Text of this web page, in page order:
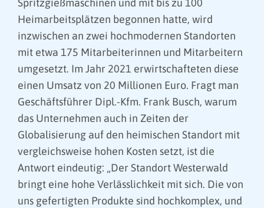
Spritzgießmaschinen und mit bis zu 100
Heimarbeitsplätzen begonnen hatte, wird
inzwischen an zwei hochmodernen Standorten
mit etwa 175 Mitarbeiterinnen und Mitarbeitern
umgesetzt. Im Jahr 2021 erwirtschafteten diese
einen Umsatz von 20 Millionen Euro. Fragt man
Geschäftsführer Dipl.-Kfm. Frank Busch, warum
das Unternehmen auch in Zeiten der
Globalisierung auf den heimischen Standort mit
vergleichsweise hohen Kosten setzt, ist die
Antwort eindeutig: „Der Standort Westerwald
bringt eine hohe Verlässlichkeit mit sich. Die von
uns gefertigten Produkte sind hochkomplex, und